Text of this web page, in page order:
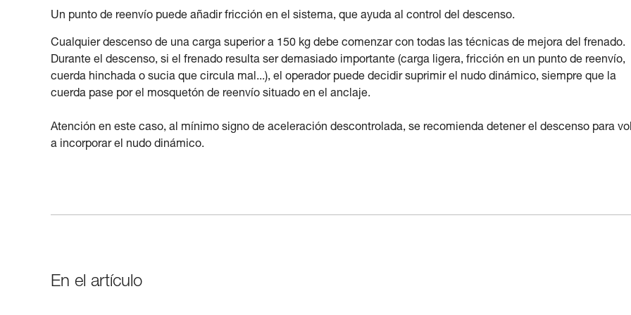
Un punto de reenvío puede añadir fricción en el sistema, que ayuda al control del descenso.
Cualquier descenso de una carga superior a 150 kg debe comenzar con todas las técnicas de mejora del frenado.
Durante el descenso, si el frenado resulta ser demasiado importante (carga ligera, fricción en un punto de reenvío,
cuerda hinchada o sucia que circula mal...), el operador puede decidir suprimir el nudo dinámico, siempre que la
cuerda pase por el mosquetón de reenvío situado en el anclaje.
Atención en este caso, al mínimo signo de aceleración descontrolada, se recomienda detener el descenso para
a incorporar el nudo dinámico.
En el artículo